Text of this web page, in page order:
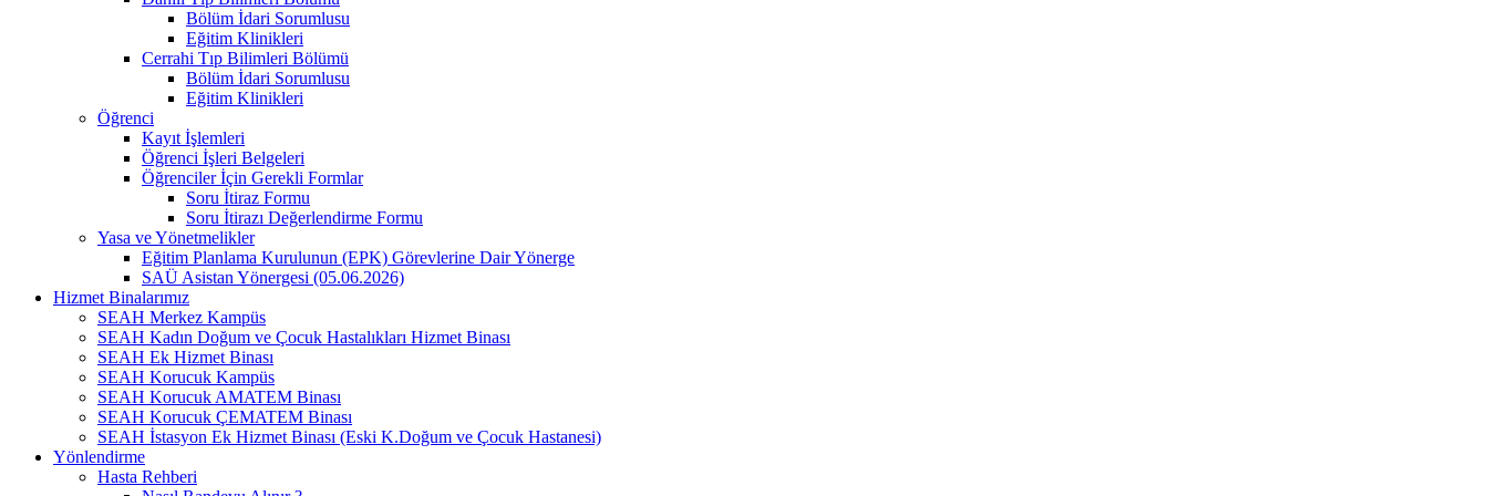
Bölüm İdari Sorumlusu
Eğitim Klinikleri
Cerrahi Tıp Bilimleri Bölümü
Bölüm İdari Sorumlusu
Eğitim Klinikleri
Öğrenci
Kayıt İşlemleri
Öğrenci İşleri Belgeleri
Öğrenciler İçin Gerekli Formlar
Soru İtiraz Formu
Soru İtirazı Değerlendirme Formu
Yasa ve Yönetmelikler
Eğitim Planlama Kurulunun (EPK) Görevlerine Dair Yönerge
SAÜ Asistan Yönergesi (05.06.2026)
Hizmet Binalarımız
SEAH Merkez Kampüs
SEAH Kadın Doğum ve Çocuk Hastalıkları Hizmet Binası
SEAH Ek Hizmet Binası
SEAH Korucuk Kampüs
SEAH Korucuk AMATEM Binası
SEAH Korucuk ÇEMATEM Binası
SEAH İstasyon Ek Hizmet Binası (Eski K.Doğum ve Çocuk Hastanesi)
Yönlendirme
Hasta Rehberi